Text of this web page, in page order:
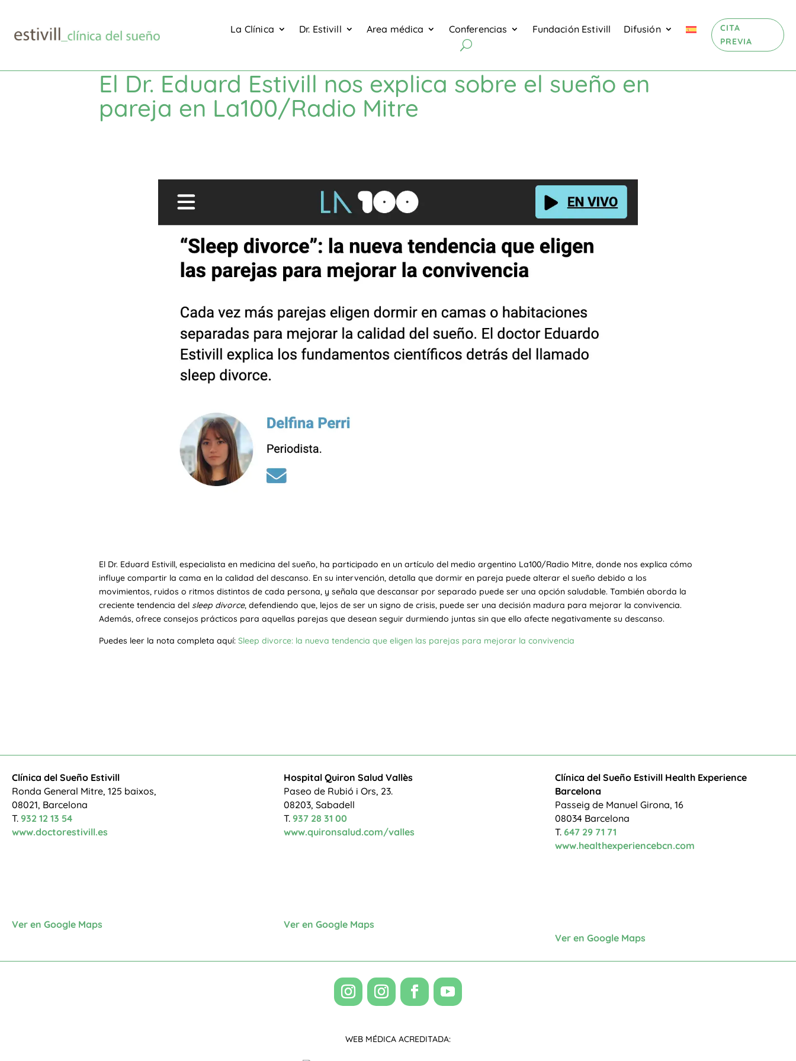
La Clínica Dr. Estivill Area médica Conferencias Fundación Estivill Difusión
CITA
PREVIA
El Dr. Eduard Estivill nos explica sobre el sueño en
pareja en La100/Radio Mitre
El Dr. Eduard Estivill, especialista en medicina del sueño, ha participado en un artículo del medio argentino La100/Radio Mitre, donde nos explica cómo
influye compartir la cama en la calidad del descanso. En su intervención, detalla que dormir en pareja puede alterar el sueño debido a los
movimientos, ruidos o ritmos distintos de cada persona, y señala que descansar por separado puede ser una opción saludable. También aborda la
creciente tendencia del sleep divorce, defendiendo que, lejos de ser un signo de crisis, puede ser una decisión madura para mejorar la convivencia.
Además, ofrece consejos prácticos para aquellas parejas que desean seguir durmiendo juntas sin que ello afecte negativamente su descanso.
Puedes leer la nota completa aquí:Sleep divorce: la nueva tendencia que eligen las parejas para mejorar la convivencia
Clínica del Sueño Estivill
Ronda General Mitre, 125 baixos,
08021, Barcelona
T. 932 12 13 54
www.doctorestivill.es
Ver en Google Maps
Hospital Quiron Salud Vallès
Paseo de Rubió i Ors, 23.
08203, Sabadell
T. 937 28 31 00
www.quironsalud.com/valles
Ver en Google Maps
Clínica del Sueño Estivill Health Experience
Barcelona
Passeig de Manuel Girona, 16
08034 Barcelona
T.647 29 71 71
www.healthexperiencebcn.com
Ver en Google Maps
WEB MÉDICA ACREDITADA: